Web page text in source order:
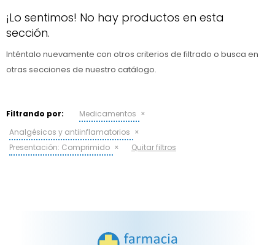
¡Lo sentimos! No hay productos en esta
sección.
Inténtalo nuevamente con otros criterios de filtrado o busca en
otras secciones de nuestro catálogo.
Filtrando por:
Medicamentos
Analgésicos y antiinflamatorios
Presentación: Comprimido Quitar filtros
Ojos y oído
Digestión
Test de autodiagnóstico
Productos fraccionados
Cuidado manos
Repelentes
Alimentación
Mujer
Gasas
Curitas
Cuidado personal